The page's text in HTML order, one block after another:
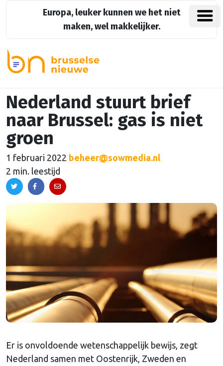
Europa, leuker kunnen we het niet
maken, wel makkelijker.
Nederland stuurt brief
naar Brussel: gas is niet
groen
1 februari 2022 beheer@sowmedia.nl
2 min. leestijd
Er is onvoldoende wetenschappelijk bewijs, zegt
Nederland samen met Oostenrijk, Zweden en